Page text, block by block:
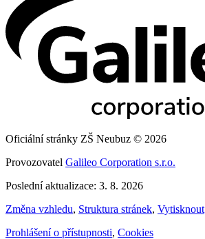
Oficiální stránky ZŠ Neubuz © 2026
Provozovatel Galileo Corporation s.r.o.
Poslední aktualizace: 3. 8. 2026
Změna vzhledu, Struktura stránek, Vytisknout
Prohlášení o přístupnosti, Cookies